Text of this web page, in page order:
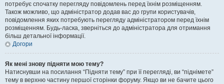
потребує спочатку перегляду повідомлень перед їхнім розміщенням.
Також можливо, що адміністратор додав вас до групи користувачів,
повідомлення яких потребують перегляду адміністратором перед їхнім
розміщенням. Будь-ласка, зверніться до адміністратора для отримання
більш детальної інформації.
Догори
Як мені знову підняти мою тему?
Натиснувши на посилання “Підняти тему” при її перегляді, ви “піднімете”
тему в верхню частину першої сторінки форуму. Якщо ви не бачите цього